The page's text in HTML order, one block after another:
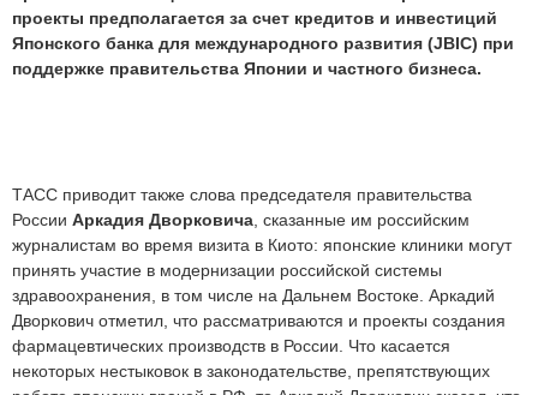
проекты предполагается за счет кредитов и инвестиций
Японского банка для международного развития (JBIC) при
поддержке правительства Японии и частного бизнеса.
ТАСС приводит также слова председателя правительства
России Аркадия Дворковича , сказанные им российским
журналистам во время визита в Киото: японские клиники могут
принять участие в модернизации российской системы
здравоохранения, в том числе на Дальнем Востоке. Аркадий
Дворкович отметил, что рассматриваются и проекты создания
фармацевтических производств в России. Что касается
некоторых нестыковок в законодательстве, препятствующих